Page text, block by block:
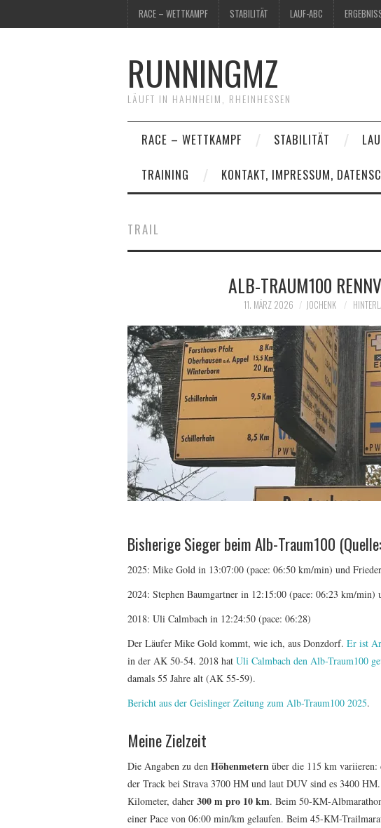
RACE – WETTKAMPF STABILITÄT LAUF-ABC
RUNNINGMZ
LÄUFT IN HAHNHEIM, RHEINHESSEN
RACE – WETTKAMPF STABILITÄT
TRAINING
KONTAKT, IMPRESSUM,
TRAIL
ALB-TRAUM100
11. MÄRZ 2026 JOCHENK
Bisherige Sieger beim Alb-Traum100 (Quelle:
2025: Mike Gold in 13:07:00 (pace: 06:50 km/min) und
2024: Stephen Baumgartner in 12:15:00 (pace: 06:23 km/
2018: Uli Calmbach in 12:24:50 (pace: 06:28)
Der Läufer Mike Gold kommt, wie ich, aus Donzdorf. Er ist
in der AK 50-54. 2018 hat Uli Calmbach den Alb-Traum100
damals 55 Jahre alt (AK 55-59).
Bericht aus der Geislinger Zeitung zum Alb-Traum100 2025.
Meine Zielzeit
Die Angaben zu den Höhenmetern über die 115 km
der Track bei Strava 3700 HM und laut DUV sind es 3400
Kilometer, daher 300 m pro 10 km. Beim 50-KM-
einer Pace von 06:00 min/km gelaufen. Beim 45-KM-